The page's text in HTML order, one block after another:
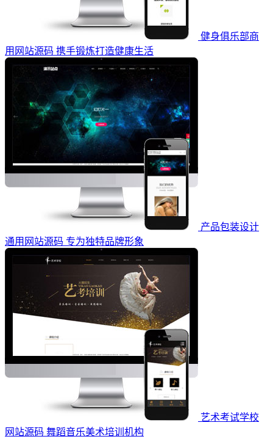
健身俱乐部商
用网站源码 携手锻炼打造健康生活
产品包装设计
通用网站源码 专为独特品牌形象
艺术考试学校
网站源码 舞蹈音乐美术培训机构